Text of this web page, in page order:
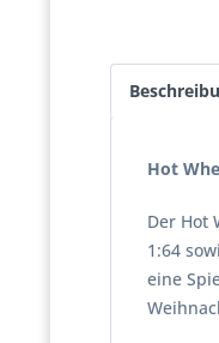
Hot
Der Hot
1:64
eine